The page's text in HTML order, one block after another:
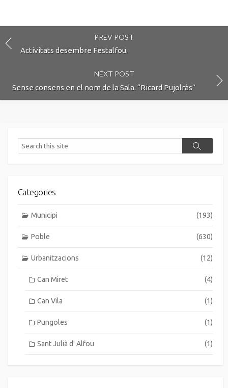
PREV POST
Activitats desembre Festalfou.
NEXT POST
Sense consens en el nom de la Sala. “Ricard Pujolràs”
Search
Search
Categories
Municipi (193)
Poble (630)
Urbanitzacions (12)
Can Miret (4)
Can Vila (1)
Pungoles (1)
Sant Julià d' Alfou (1)